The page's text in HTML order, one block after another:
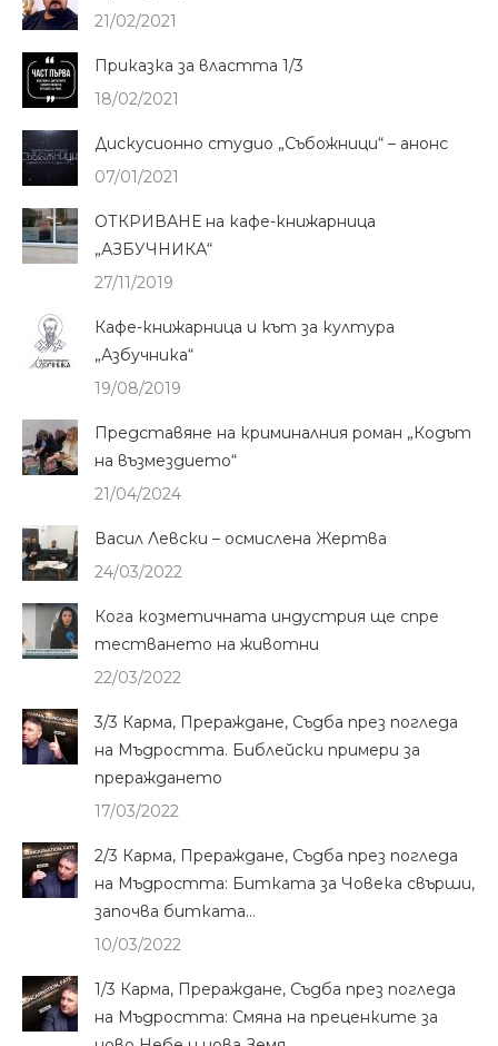
21/02/2021
Приказка за властта 1/3
18/02/2021
Дискусионно студио „Събожници“ – анонс
07/01/2021
ОТКРИВАНЕ на кафе-книжарница
„АЗБУЧНИКА“
27/11/2019
Кафе-книжарница и кът за култура
„Азбучника“
19/08/2019
Представяне на криминалния роман „Кодът
на възмездието“
21/04/2024
Васил Левски – осмислена Жертва
24/03/2022
Кога козметичната индустрия ще спре
тестването на животни
22/03/2022
3/3 Карма, Прераждане, Съдба през погледа
на Мъдростта. Библейски примери за
прераждането
17/03/2022
2/3 Карма, Прераждане, Съдба през погледа
на Мъдростта: Битката за Човека свърши,
започва битката…
10/03/2022
1/3 Карма, Прераждане, Съдба през погледа
на Мъдростта: Смяна на преценките за